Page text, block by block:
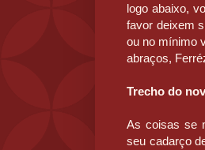
logo abaixo,
favor deixem
ou no mínimo
abraços,
Trecho do
As coisas se
seu cadarço